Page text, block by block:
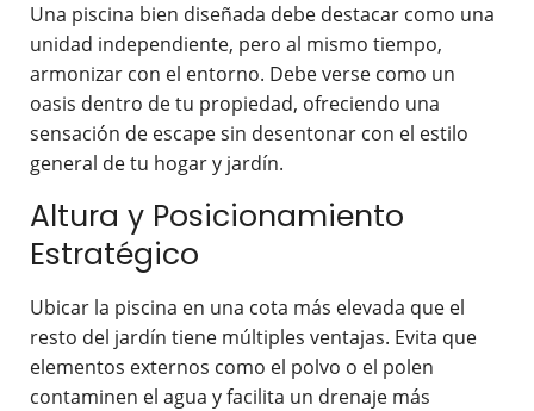
Una piscina bien diseñada debe destacar como una
unidad independiente, pero al mismo tiempo,
armonizar con el entorno. Debe verse como un
oasis dentro de tu propiedad, ofreciendo una
sensación de escape sin desentonar con el estilo
general de tu hogar y jardín.
Altura y Posicionamiento
Estratégico
Ubicar la piscina en una cota más elevada que el
resto del jardín tiene múltiples ventajas. Evita que
elementos externos como el polvo o el polen
contaminen el agua y facilita un drenaje más